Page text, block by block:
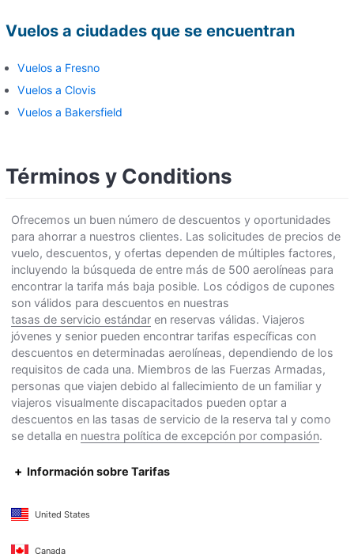
Vuelos a ciudades que se encuentran
Vuelos a Fresno
Vuelos a Clovis
Vuelos a Bakersfield
Términos y Conditions
Ofrecemos un buen número de descuentos y oportunidades
para ahorrar a nuestros clientes. Las solicitudes de precios de
vuelo, descuentos, y ofertas dependen de múltiples factores,
incluyendo la búsqueda de entre más de 500 aerolíneas para
encontrar la tarifa más baja posible. Los códigos de cupones
son válidos para descuentos en nuestras
tasas de servicio estándar en reservas válidas. Viajeros
jóvenes y senior pueden encontrar tarifas específicas con
descuentos en determinadas aerolíneas, dependiendo de los
requisitos de cada una. Miembros de las Fuerzas Armadas,
personas que viajen debido al fallecimiento de un familiar y
viajeros visualmente discapacitados pueden optar a
descuentos en las tasas de servicio de la reserva tal y como
se detalla en nuestra política de excepción por compasión.
Información sobre Tarifas
United States
Canada